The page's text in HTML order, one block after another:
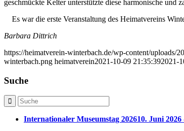
geschmückte Kelter unterstützte diese harmonische und
Es war die erste Veranstaltung des Heimatvereins
Barbara Dittrich
https://heimatverein-winterbach.de/wp-content/uploads/
winterbach.png heimatverein2021-10-09 21:35:392021-
Suche
Internationaler Museumstag 202610. Juni 2026